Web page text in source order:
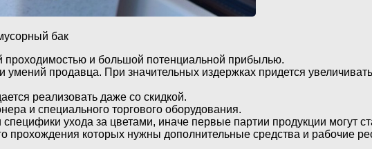
бак
проходимостью и большой потенциальной прибылью.
умений продавца. При значительных издержках придется
реализовать даже со скидкой.
и специального торгового оборудования.
ухода за цветами, иначе первые партии продукции могут
прохождения которых нужны дополнительные средства и рабочие